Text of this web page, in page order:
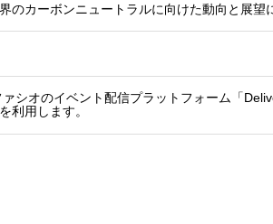
のカーボンニュートラルに向けた動向と展望
シオのイベント配信プラットフォーム「
利用します。